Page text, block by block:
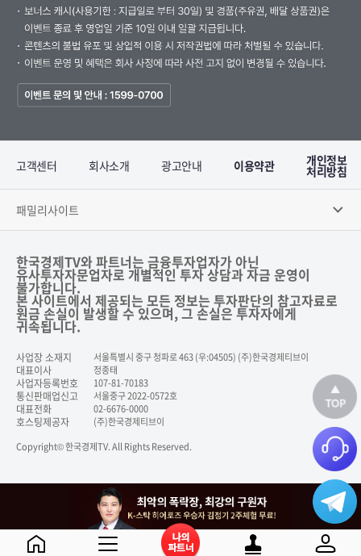
고객센터 회사소개 광고안내 이용약관 개인정보
처리방침
패밀리사이트
한국경제TV와 파트너는 금융투자업자가 아닌
유사투자자문업자로 개별적인 투자 상담과 자금 운영이
불가합니다.
본 사이트에서 제공되는 모든 정보는 투자판단의 참고자료로
원금 손실이 발생할 수 있으며, 그 손실은 투자자에게
귀속됩니다.
사업장 소재지 서울특별시 중구 청파로 463 (우:04505) (주)한국경제티브이
대표이사 정종태
사업자등록번호 107-81-70183
통신판매업신고 서울중구 2022-0572호
대표전화 02-6676-0000
호스팅제공자
(주)한국경제티브이
Copyright© 한국경제TV. All Rights Reserved.
닫기